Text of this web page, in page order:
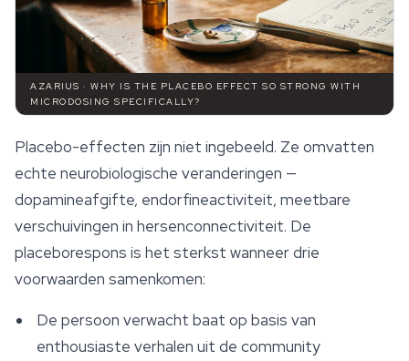
AZARIUS · WHY IS THE PLACEBO EFFECT SO STRONG WITH
MICRODOSING SPECIFICALLY?
Placebo-effecten zijn niet ingebeeld. Ze omvatten
echte neurobiologische veranderingen —
dopamineafgifte, endorfineactiviteit, meetbare
verschuivingen in hersenconnectiviteit. De
placeborespons is het sterkst wanneer drie
voorwaarden samenkomen:
De persoon verwacht baat op basis van
enthousiaste verhalen uit de community